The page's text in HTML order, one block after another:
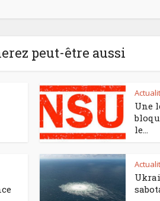
peut-être aussi
Une
le...